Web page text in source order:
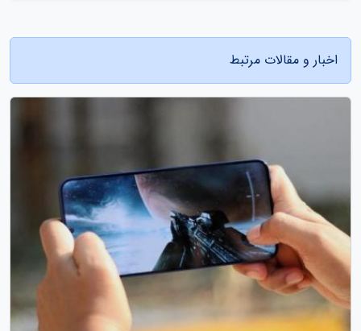
اخبار و مقالات مرتبط